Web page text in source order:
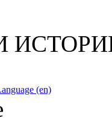
(en)